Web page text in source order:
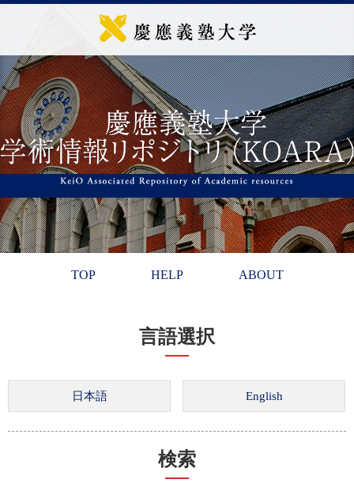
TOP HELP ABOUT
言語選択
検索